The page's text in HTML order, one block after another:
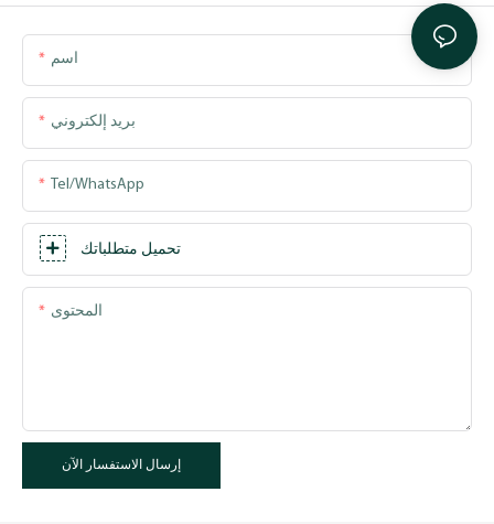
اسم
بريد إلكتروني
Tel/WhatsApp
تحميل متطلباتك
المحتوى
إرسال الاستفسار الآن